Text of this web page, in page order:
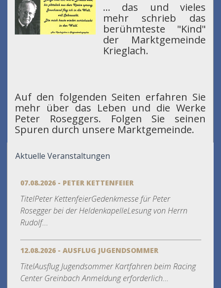
... das und vieles
mehr schrieb das
berühmteste "Kind"
der Marktgemeinde
Krieglach.
Auf den folgenden Seiten erfahren Sie
mehr über das Leben und die Werke
Peter Roseggers. Folgen Sie seinen
Spuren durch unsere Marktgemeinde.
Aktuelle Veranstaltungen
07.08.2026 - PETER KETTENFEIER
TitelPeter KettenfeierGedenkmesse für Peter
Rosegger bei der HeldenkapelleLesung von Herrn
Rudolf...
12.08.2026 - AUSFLUG JUGENDSOMMER
TitelAusflug Jugendsommer Kartfahren beim Racing
Center Greinbach Anmeldung erforderlich...